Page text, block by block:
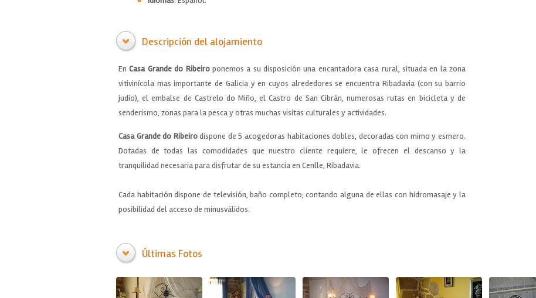
Descripción del alojamiento
EnCasa Grande do Ribeiroponemos a su disposición una encantadora casa rural, situada en la zona
vitivinícola mas importante de Galicia y en cuyos alrededores se encuentra Ribadavia (con su barrio
judío), el embalse de Castrelo do Miño, el Castro de San Cibrán, numerosas rutas en bicicleta y de
senderismo, zonas para la pesca y otras muchas visitas culturales y actividades.
Casa Grande do Ribeirodispone de 5 acogedoras habitaciones dobles, decoradas con mimo y esmero.
Dotadas de todas las comodidades que nuestro cliente requiere, le ofrecen el descanso y la
tranquilidad necesaria para disfrutar de su estancia en Cenlle, Ribadavia.
Cada habitación dispone de televisión, baño completo; contando alguna de ellas con hidromasaje y la
posibilidad del acceso de minusválidos.
Últimas Fotos